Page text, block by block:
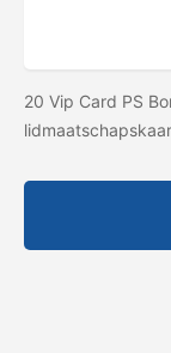
20 Vip Card PS